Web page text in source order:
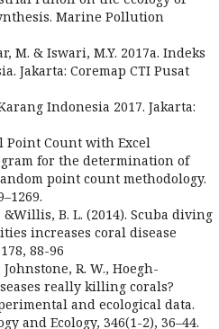
Marine Pollution
M. & Iswari, M.Y. 2017a. Indeks
Jakarta: Coremap CTI Pusat
Indonesia 2017. Jakarta:
Point Count with Excel
for the determination of
point count methodology.
&Willis, B. L. (2014). Scuba diving
increases coral disease
88-96
Johnstone, R. W., Hoegh-
really killing corals?
and ecological data.
and Ecology, 346(1-2), 36–44.